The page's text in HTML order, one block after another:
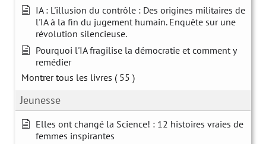
IA : L'illusion du contrôle : Des origines militaires de
l'IA à la fin du jugement humain. Enquête sur une
révolution silencieuse.
Pourquoi l'IA fragilise la démocratie et comment y
remédier
Montrer tous les livres ( 55 )
Jeunesse
Elles ont changé la Science! : 12 histoires vraies de
femmes inspirantes